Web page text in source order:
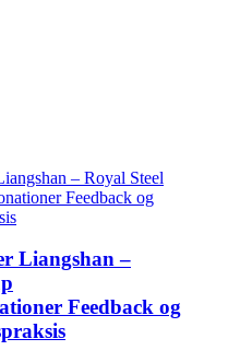
Liangshan –
Feedback og